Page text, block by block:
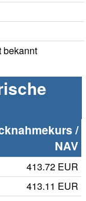
bekannt
/
NAV
413.72 EUR
413.11 EUR